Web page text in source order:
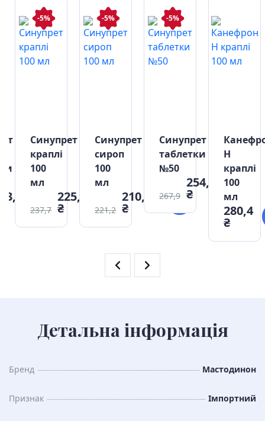
-5%
Синупрет
краплі
100
мл
237,7
225,82
₴
-5%
Синупрет
сироп
100
мл
221,2
210,14
₴
-5%
Синупрет
таблетки
№50
267,9
254,51
₴
Н
краплі
100
мл
280,4
₴
Детальна інформація
Бренд Мастодинон
Признак Імпортний